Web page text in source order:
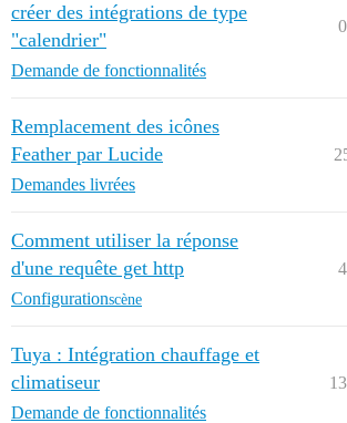
créer des intégrations de type
"calendrier"
Demande de fonctionnalités
0
Remplacement des icônes
Feather par Lucide
Demandes livrées
Comment utiliser la réponse
d'une requête get http
Configurationscène
4
Tuya : Intégration chauffage et
climatiseur
Demande de fonctionnalités